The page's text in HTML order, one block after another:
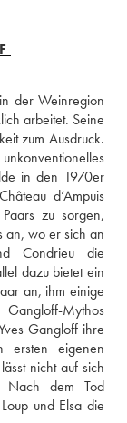
der Weinregion
arbeitet. Seine
zum Ausdruck.
in den 1970er
d‘Ampuis
zu sorgen,
an, wo er sich an
Condrieu die
dazu bietet ein
an, ihm einige
Mythos
Gangloff ihre
eigenen
nicht auf sich
Nach dem Tod
und Elsa die